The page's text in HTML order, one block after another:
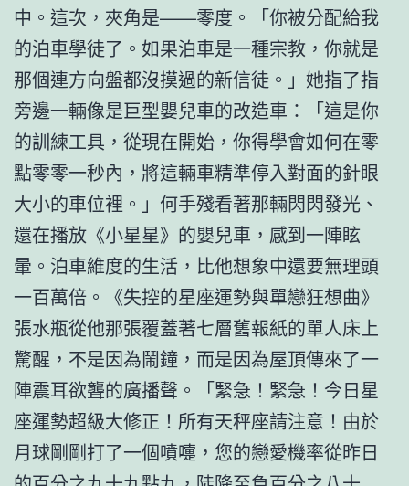
中。這次，夾角是——零度。「你被分配給我
的泊車學徒了。如果泊車是一種宗教，你就是
那個連方向盤都沒摸過的新信徒。」她指了指
旁邊一輛像是巨型嬰兒車的改造車：「這是你
的訓練工具，從現在開始，你得學會如何在零
點零零一秒內，將這輛車精準停入對面的針眼
大小的車位裡。」何手殘看著那輛閃閃發光、
還在播放《小星星》的嬰兒車，感到一陣眩
暈。泊車維度的生活，比他想象中還要無理頭
一百萬倍。《失控的星座運勢與單戀狂想曲》
張水瓶從他那張覆蓋著七層舊報紙的單人床上
驚醒，不是因為鬧鐘，而是因為屋頂傳來了一
陣震耳欲聾的廣播聲。「緊急！緊急！今日星
座運勢超級大修正！所有天秤座請注意！由於
月球剛剛打了一個噴嚏，您的戀愛機率從昨日